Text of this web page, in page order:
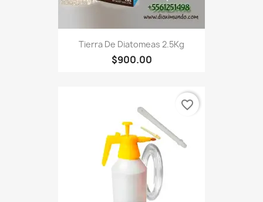
Tierra De Diatomeas 2.5Kg
$900.00
favorite_border